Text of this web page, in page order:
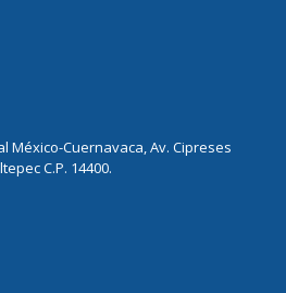
México-Cuernavaca, Av. Cipreses
C.P. 14400.